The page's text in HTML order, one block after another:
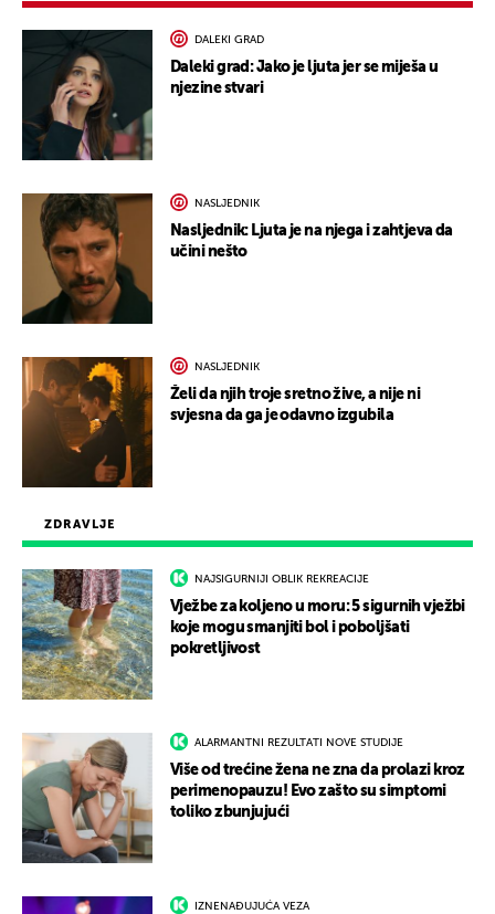
ZDRAVLJE
NAJSIGURNIJI OBLIK REKREACIJE
Vježbe za koljeno u moru: 5 sigurnih vježbi
koje mogu smanjiti bol i poboljšati
pokretljivost
ALARMANTNI REZULTATI NOVE STUDIJE
Više od trećine žena ne zna da prolazi kroz
perimenopauzu! Evo zašto su simptomi
toliko zbunjujući
IZNENAĐUJUĆA VEZA
DALEKI GRAD
Daleki grad: Jako je ljuta jer se miješa u
njezine stvari
NASLJEDNIK
Nasljednik: Ljuta je na njega i zahtjeva da
učini nešto
NASLJEDNIK
Želi da njih troje sretno žive, a nije ni
svjesna da ga je odavno izgubila